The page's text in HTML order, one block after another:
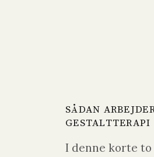
SÅDAN
GESTALTTERAPI
I denne korte